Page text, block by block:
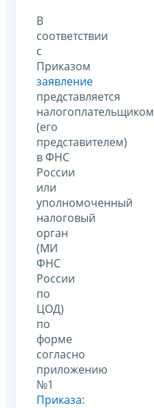
В
соответствии
с
Приказом
заявление
представляется
налогоплательщиком
(его
представителем)
в ФНС
России
или
уполномоченный
налоговый
орган
(МИ
ФНС
России
по
ЦОД)
по
форме
согласно
приложению
№1
Приказа: